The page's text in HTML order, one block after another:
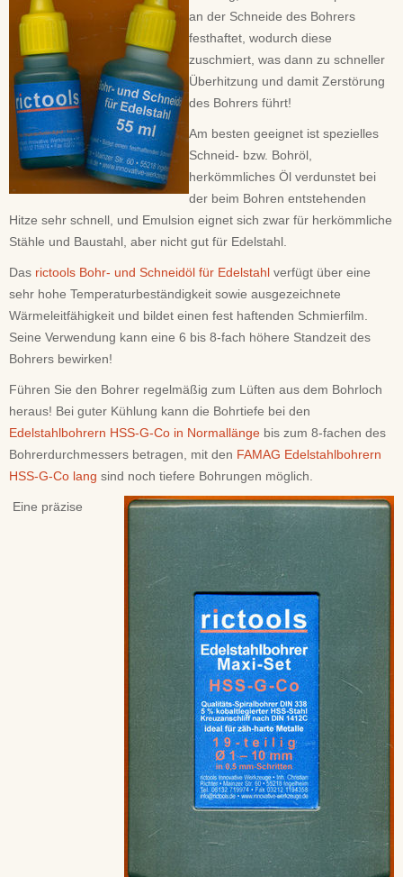
an der Schneide des Bohrers
festhaftet, wodurch diese
zuschmiert, was dann zu schneller
Überhitzung und damit Zerstörung
des Bohrers führt!
Am besten geeignet ist spezielles
Schneid- bzw. Bohröl,
herkömmliches Öl verdunstet bei
der beim Bohren entstehenden
Hitze sehr schnell, und Emulsion eignet sich zwar für herkömmliche
Stähle und Baustahl, aber nicht gut für Edelstahl.
Das rictools Bohr- und Schneidöl für Edelstahl verfügt über eine
sehr hohe Temperaturbeständigkeit sowie ausgezeichnete
Wärmeleitfähigkeit und bildet einen fest haftenden Schmierfilm.
Seine Verwendung kann eine 6 bis 8-fach höhere Standzeit des
Bohrers bewirken!
Führen Sie den Bohrer regelmäßig zum Lüften aus dem Bohrloch
heraus! Bei guter Kühlung kann die Bohrtiefe bei den
Edelstahlbohrern HSS-G-Co in Normallänge bis zum 8-fachen des
Bohrerdurchmessers betragen, mit den FAMAG Edelstahlbohrern
HSS-G-Co lang sind noch tiefere Bohrungen möglich.
Eine präzise